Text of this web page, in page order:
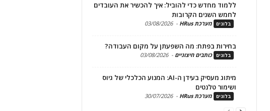
ללמוד מחדש כדי להוביל: איך להכשיר את העובדים
לחמש השנים הקרובות
בלוגים מערכת HRus -
03/08/2026
בחירות בפתח: מה השפעתן על מקום העבודה?
בלוגים כותבים חיצוניים -
03/08/2026
מיתוג מעסיק בעידן ה-AI: המנוע הכלכלי של גיוס
ושימור טלנטים
בלוגים מערכת HRus -
30/07/2026